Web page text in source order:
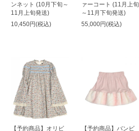
ンネット (10月下旬～
11月上旬発送)
10,450円(税込)
ァーコート (11月上旬
～11月下旬発送)
55,000円(税込)
【予約商品】オリビ
【予約商品】バンビ